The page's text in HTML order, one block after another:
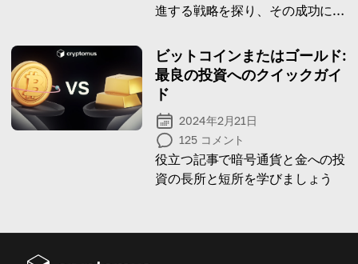
進する戦略を探り、その成功に影
ビットコインまたはゴールド:
最良の投資へのクイックガイ
ド
2024年2月21日
125 コメント
役立つ記事で暗号通貨と金への投
資の長所と短所を学びましょう